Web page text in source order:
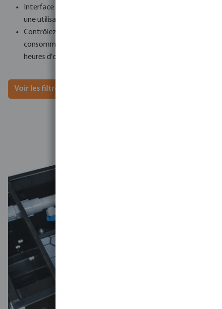
Interface intelligente avec panneau LED multicolore pour
une utilisation facile.
Contrôlez et mesurez des paramètres tels que la
consommation d'énergie, la fréquence de rinçage, les
heures d'ouverture, afin d'optimiser les performances.
Voir les filtres à tambour TM